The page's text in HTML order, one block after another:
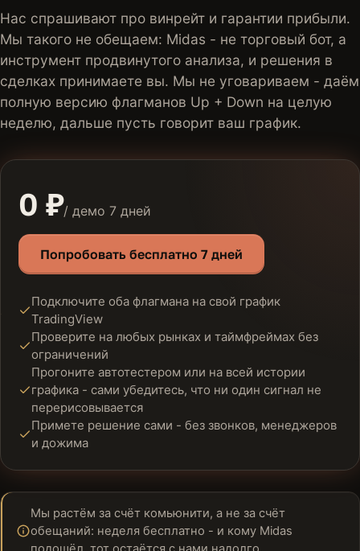
Нас спрашивают про винрейт и гарантии прибыли.
Мы такого не обещаем: Midas - не торговый бот, а
инструмент продвинутого анализа, и решения в
сделках принимаете вы. Мы не уговариваем - даём
полную версию флагманов Up + Down на целую
неделю, дальше пусть говорит ваш график.
0 ₽/ демо 7 дней
Попробовать бесплатно 7 дней
Подключите оба флагмана на свой график
TradingView
Проверите на любых рынках и таймфреймах без
ограничений
Прогоните автотестером или на всей истории
графика - сами убедитесь, что ни один сигнал не
перерисовывается
Примете решение сами - без звонков, менеджеров
и дожима
Мы растём за счёт комьюнити, а не за счёт
обещаний: неделя бесплатно - и кому Midas